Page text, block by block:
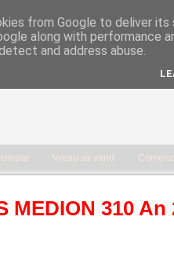
Vreau sa vand
MEDION 310 An
from Google to deliver
along with performance
and address abuse.